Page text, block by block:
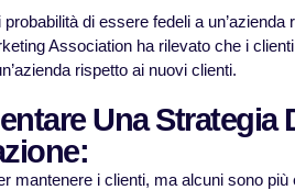
di essere fedeli a un’azienda
Association ha rilevato che i
rispetto ai nuovi clienti.
Una Strategia
mantenere i clienti, ma alcuni sono più